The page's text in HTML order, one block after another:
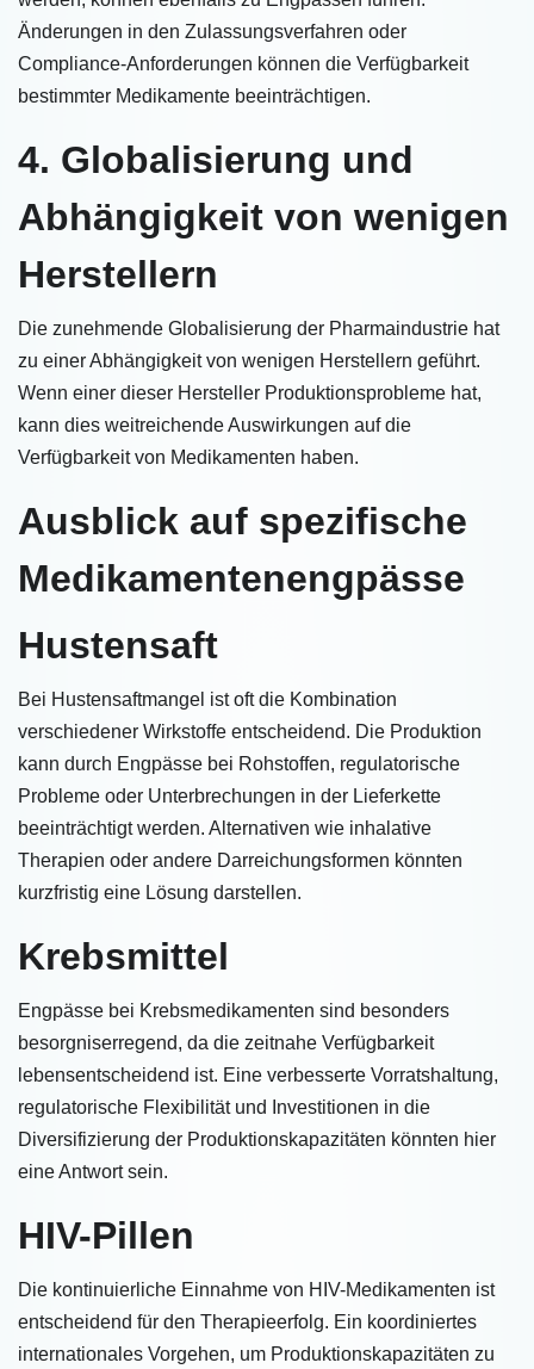
Änderungen in den Zulassungsverfahren oder
Compliance-Anforderungen können die Verfügbarkeit
bestimmter Medikamente beeinträchtigen.
4. Globalisierung und
Abhängigkeit von wenigen
Herstellern
Die zunehmende Globalisierung der Pharmaindustrie hat
zu einer Abhängigkeit von wenigen Herstellern geführt.
Wenn einer dieser Hersteller Produktionsprobleme hat,
kann dies weitreichende Auswirkungen auf die
Verfügbarkeit von Medikamenten haben.
Ausblick auf spezifische
Medikamentenengpässe
Hustensaft
Bei Hustensaftmangel ist oft die Kombination
verschiedener Wirkstoffe entscheidend. Die Produktion
kann durch Engpässe bei Rohstoffen, regulatorische
Probleme oder Unterbrechungen in der Lieferkette
beeinträchtigt werden. Alternativen wie inhalative
Therapien oder andere Darreichungsformen könnten
kurzfristig eine Lösung darstellen.
Krebsmittel
Engpässe bei Krebsmedikamenten sind besonders
besorgniserregend, da die zeitnahe Verfügbarkeit
lebensentscheidend ist. Eine verbesserte Vorratshaltung,
regulatorische Flexibilität und Investitionen in die
Diversifizierung der Produktionskapazitäten könnten hier
eine Antwort sein.
HIV-Pillen
Die kontinuierliche Einnahme von HIV-Medikamenten ist
entscheidend für den Therapieerfolg. Ein koordiniertes
internationales Vorgehen, um Produktionskapazitäten zu